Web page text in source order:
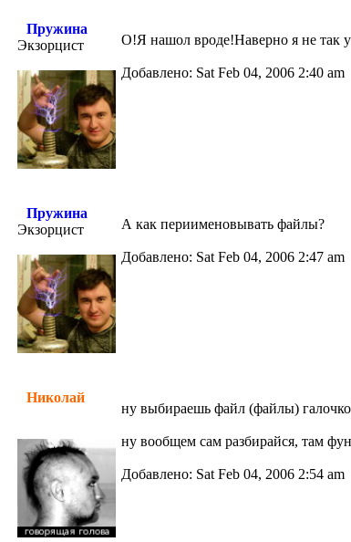
Пружина
Экзорцист
О!Я нашол вроде!Наверно я не так
Добавлено: Sat Feb 04, 2006 2:40 am
Пружина
Экзорцист
А как периименовывать файлы?
Добавлено: Sat Feb 04, 2006 2:47 am
Николай
ну выбираешь файл (файлы)
ну вообщем сам разбирайся, там
Добавлено: Sat Feb 04, 2006 2:54 am